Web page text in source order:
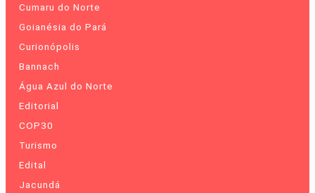
Cumaru do Norte
Goianésia do Pará
Curionópolis
Bannach
Água Azul do Norte
Editorial
COP30
Turismo
Edital
Jacundá